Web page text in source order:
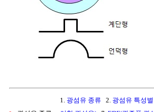
1. 광섬유 종류 2. 광섬유 특성